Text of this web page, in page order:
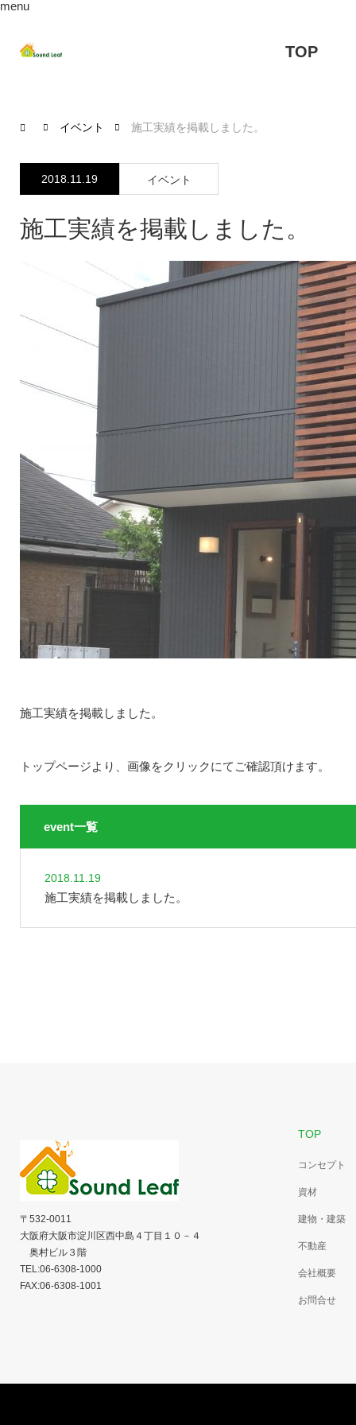
TOP
menu
イベント 施工実績を掲載しました。
2018.11.19 イベント
施工実績を掲載しました。
施工実績を掲載しました。
トップページより、画像をクリックにてご確認頂けます。
event一覧
2018.11.19
施工実績を掲載しました。
TOP
コンセプト
資材
建物・建築
不動産
会社概要
お問合せ
〒532-0011
大阪府大阪市淀川区西中島４丁目１０－４
奥村ビル３階
TEL:06-6308-1000
FAX:06-6308-1001